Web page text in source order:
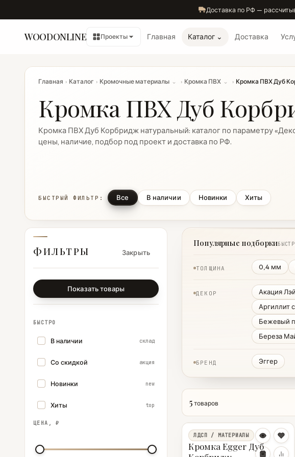
Доставка по РФ —
WOODONLINE Проекты Главная Каталог ⌄ Доставка
Главная › Каталог › Кромочные материалы ⌄ › Кромка ПВХ ⌄ › Кромка ПВХ Дуб
Кромка ПВХ Дуб
Кромка ПВХ Дуб Корбридж натуральный: каталог по параметру
цены, наличие, подбор под проект и доставка по РФ.
БЫСТРЫЙ ФИЛЬТР: Все В наличии Новинки Хиты
ФИЛЬТРЫ Закрыть
Показать товары
БЫСТРО
В наличии склад
Со скидкой акция
Новинки new
Хиты top
ЦЕНА, ₽
Популярные подборки
ТОЛЩИНА 0,4 мм
ДЕКОР Акация
Аргиллит
Бежевый
Береза
БРЕНД Эггер
5 товаров
ЛДСП / МАТЕРИАЛЫ
Кромка Egger Дуб